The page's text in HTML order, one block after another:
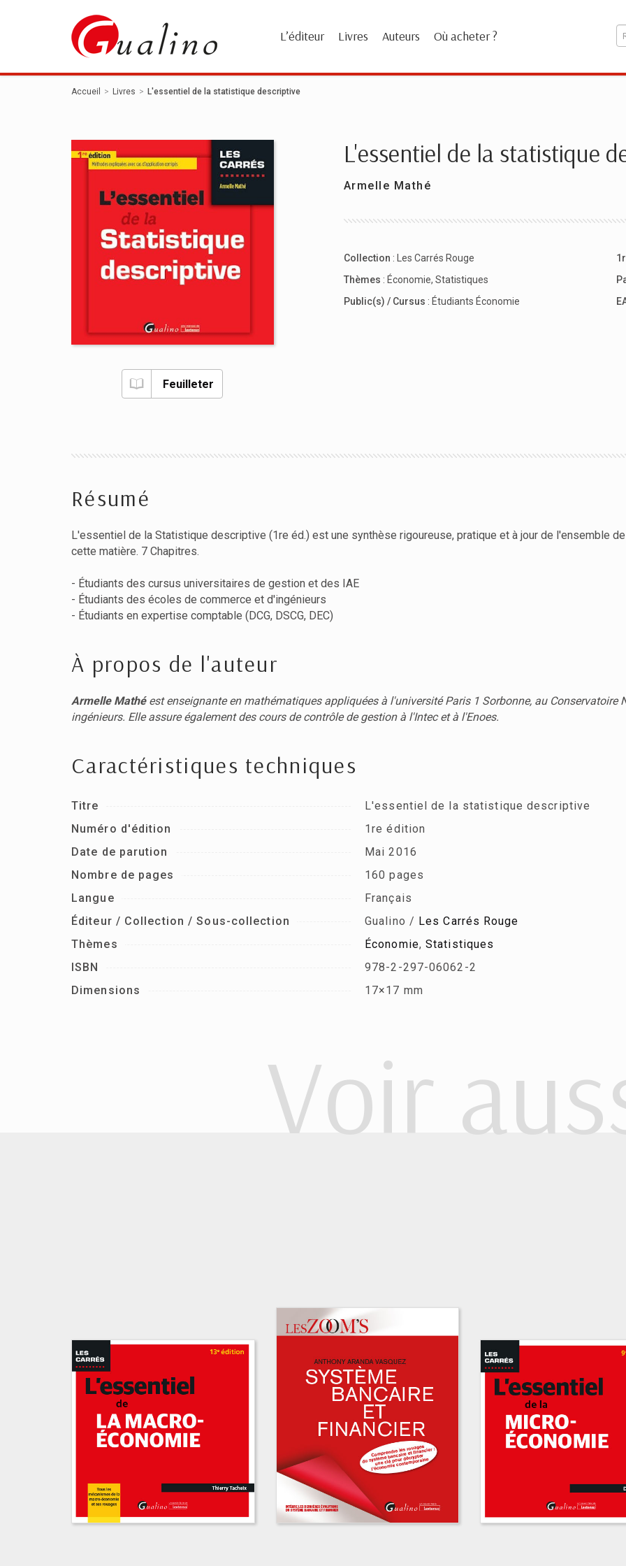
L’éditeur Livres Auteurs Où acheter ?
Accueil Livres L'essentiel de la statistique descriptive
Feuilleter
L'essentiel de la statistique
Armelle Mathé
Collection :
Les Carrés Rouge
Thèmes : Économie, Statistiques
Public(s) / Cursus : Étudiants Économie
Résumé
L'essentiel de la Statistique descriptive (1re éd.) est une synthèse rigoureuse, pratique et à jour de l'ensemble
cette matière. 7 Chapitres.
- Étudiants des cursus universitaires de gestion et des IAE
- Étudiants des écoles de commerce et d'ingénieurs
- Étudiants en expertise comptable (DCG, DSCG, DEC)
À propos de l'auteur
Armelle Mathéest enseignante en mathématiques appliquées à l'université Paris 1 Sorbonne, au Conservatoire
ingénieurs. Elle assure également des cours de contrôle de gestion à l'Intec et à l'Enoes.
Caractéristiques techniques
Titre
L'essentiel de la statistique descriptive
Numéro d'édition
1re édition
Date de parution
Mai 2016
Nombre de pages
160 pages
Langue
Français
Éditeur / Collection / Sous-collection
Gualino / Les Carrés Rouge
Thèmes
Économie,Statistiques
ISBN
978-2-297-06062-2
Dimensions
17×17 mm
Voir